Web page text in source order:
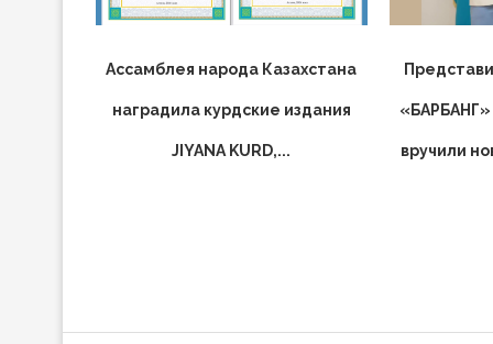
Ассамблея народа Казахстана
наградила курдские издания
JIYANA KURD,...
«БАРБАНГ»
вручили